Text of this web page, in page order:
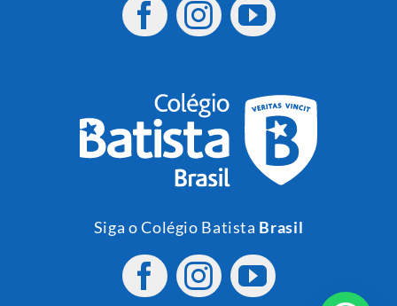
Siga o Colégio Batista Brasil